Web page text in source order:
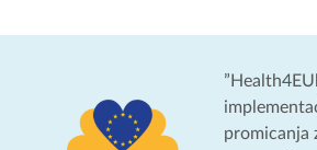
promicanja